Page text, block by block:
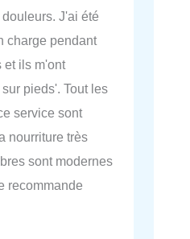
J'ai été
charge pendant
et ils m'ont
pieds'. Tout les
service sont
nourriture très
sont modernes
recommande